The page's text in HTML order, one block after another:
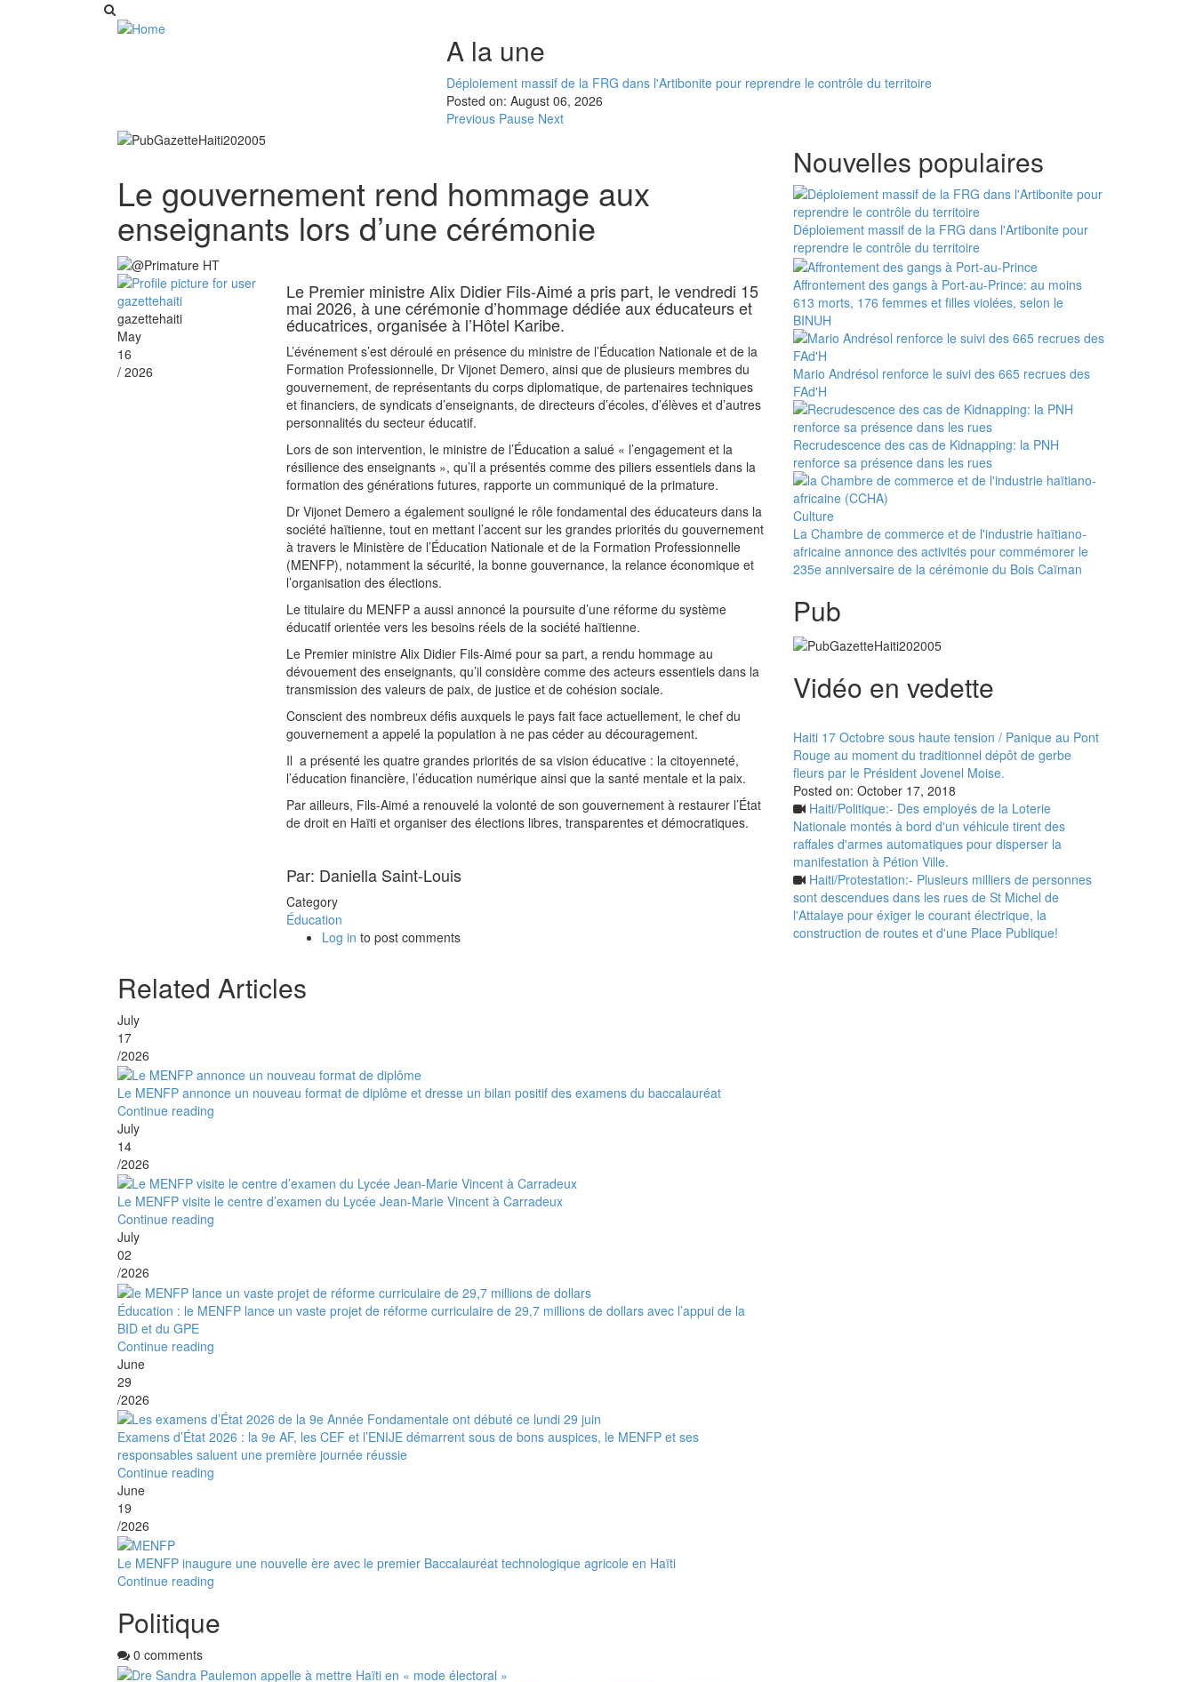
A la une
Déploiement massif de la FRG dans l'Artibonite pour reprendre le contrôle du territoire
Posted on: August 06, 2026
Previous Pause Next
Le gouvernement rend hommage aux
enseignants lors d’une cérémonie
gazettehaiti
May
16
/ 2026
Le Premier ministre Alix Didier Fils-Aimé a pris part, le vendredi 15
mai 2026, à une cérémonie d’hommage dédiée aux éducateurs et
éducatrices, organisée à l’Hôtel Karibe.
L’événement s’est déroulé en présence du ministre de l’Éducation Nationale et de la
Formation Professionnelle, Dr Vijonet Demero, ainsi que de plusieurs membres du
gouvernement, de représentants du corps diplomatique, de partenaires techniques
et financiers, de syndicats d’enseignants, de directeurs d’écoles, d’élèves et d’autres
personnalités du secteur éducatif.
Lors de son intervention, le ministre de l’Éducation a salué « l’engagement et la
résilience des enseignants », qu’il a présentés comme des piliers essentiels dans la
formation des générations futures, rapporte un communiqué de la primature.
Dr Vijonet Demero a également souligné le rôle fondamental des éducateurs dans la
société haïtienne, tout en mettant l’accent sur les grandes priorités du gouvernement
à travers le Ministère de l’Éducation Nationale et de la Formation Professionnelle
(MENFP), notamment la sécurité, la bonne gouvernance, la relance économique et
l’organisation des élections.
Le titulaire du MENFP a aussi annoncé la poursuite d’une réforme du système
éducatif orientée vers les besoins réels de la société haïtienne.
Le Premier ministre Alix Didier Fils-Aimé pour sa part, a rendu hommage au
dévouement des enseignants, qu’il considère comme des acteurs essentiels dans la
transmission des valeurs de paix, de justice et de cohésion sociale.
Conscient des nombreux défis auxquels le pays fait face actuellement, le chef du
gouvernement a appelé la population à ne pas céder au découragement.
Il a présenté les quatre grandes priorités de sa vision éducative : la citoyenneté,
l’éducation financière, l’éducation numérique ainsi que la santé mentale et la paix.
Par ailleurs, Fils-Aimé a renouvelé la volonté de son gouvernement à restaurer l’État
de droit en Haïti et organiser des élections libres, transparentes et démocratiques.
Par: Daniella Saint-Louis
Category
Éducation
Log in to post comments
Related Articles
July
17
/2026
Le MENFP annonce un nouveau format de diplôme et dresse un bilan positif des examens du baccalauréat
Continue reading
July
14
/2026
Le MENFP visite le centre d’examen du Lycée Jean-Marie Vincent à Carradeux
Continue reading
July
02
/2026
Éducation : le MENFP lance un vaste projet de réforme curriculaire de 29,7 millions de dollars avec l’appui de la
BID et du GPE
Continue reading
June
29
/2026
Examens d’État 2026 : la 9e AF, les CEF et l’ENIJE démarrent sous de bons auspices, le MENFP et ses
responsables saluent une première journée réussie
Continue reading
June
19
/2026
Le MENFP inaugure une nouvelle ère avec le premier Baccalauréat technologique agricole en Haïti
Continue reading
Politique
0 comments
Nouvelles populaires
Déploiement massif de la FRG dans l'Artibonite pour
reprendre le contrôle du territoire
Affrontement des gangs à Port-au-Prince: au moins
613 morts, 176 femmes et filles violées, selon le
BINUH
Mario Andrésol renforce le suivi des 665 recrues des
FAd'H
Recrudescence des cas de Kidnapping: la PNH
renforce sa présence dans les rues
Culture
La Chambre de commerce et de l'industrie haïtiano-
africaine annonce des activités pour commémorer le
235e anniversaire de la cérémonie du Bois Caïman
Pub
Vidéo en vedette
Haiti 17 Octobre sous haute tension / Panique au Pont
Rouge au moment du traditionnel dépôt de gerbe
fleurs par le Président Jovenel Moise.
Posted on: October 17, 2018
Haiti/Politique:- Des employés de la Loterie
Nationale montés à bord d'un véhicule tirent des
raffales d'armes automatiques pour disperser la
manifestation à Pétion Ville.
Haiti/Protestation:- Plusieurs milliers de personnes
sont descendues dans les rues de St Michel de
l'Attalaye pour éxiger le courant électrique, la
construction de routes et d'une Place Publique!